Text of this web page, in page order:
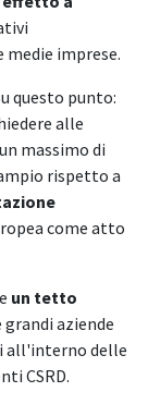
imprese.
questo punto:
alle
massimo di
rispetto a
come atto
un tetto
grandi aziende
all'interno delle
CSRD.